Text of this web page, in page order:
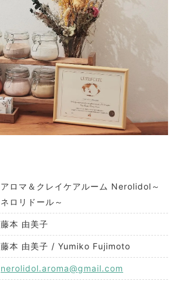
アロマ＆クレイケアルーム Nerolidol～
ネロリドール～
藤本 由美子
藤本 由美子 / Yumiko Fujimoto
nerolidol.aroma@gmail.com